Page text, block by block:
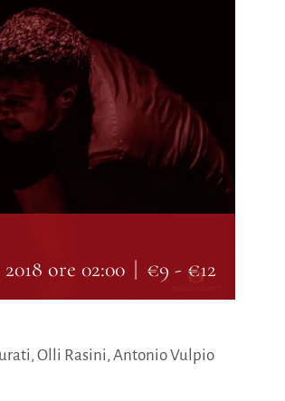
ore 02:00 | €9 - €12
Olli Rasini, Antonio Vulpio